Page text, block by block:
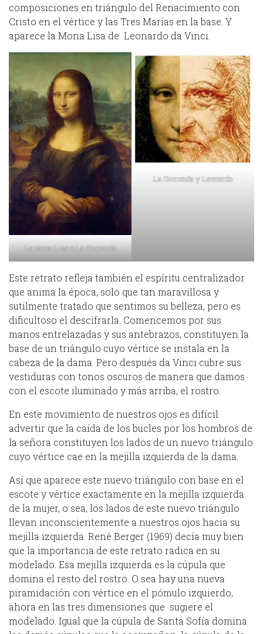
composiciones en triángulo del Renacimiento con
Cristo en el vértice y las Tres Marías en la base. Y
aparece la Mona Lisa de Leonardo da Vinci.
La Mona Lisa o La Gioconda
La Gioconda y Leonardo
Este retrato refleja también el espíritu centralizador
que anima la época, solo que tan maravillosa y
sutilmente tratado que sentimos su belleza, pero es
dificultoso el descifrarla. Comencemos por sus
manos entrelazadas y sus antebrazos, constituyen la
base de un triángulo cuyo vértice se instala en la
cabeza de la dama. Pero después da Vinci cubre sus
vestiduras con tonos oscuros de manera que damos
con el escote iluminado y más arriba, el rostro.
En este movimiento de nuestros ojos es difícil
advertir que la caída de los bucles por los hombros de
la señora constituyen los lados de un nuevo triángulo
cuyo vértice cae en la mejilla izquierda de la dama.
Así que aparece este nuevo triángulo con base en el
escote y vértice exactamente en la mejilla izquierda
de la mujer, o sea, los lados de este nuevo triángulo
llevan inconscientemente a nuestros ojos hacia su
mejilla izquierda. René Berger (1969) decía muy bien
que la importancia de este retrato radica en su
modelado. Esa mejilla izquierda es la cúpula que
domina el resto del rostro. O sea hay una nueva
piramidación con vértice en el pómulo izquierdo,
ahora en las tres dimensiones que sugiere el
modelado. Igual que la cúpula de Santa Sofía domina